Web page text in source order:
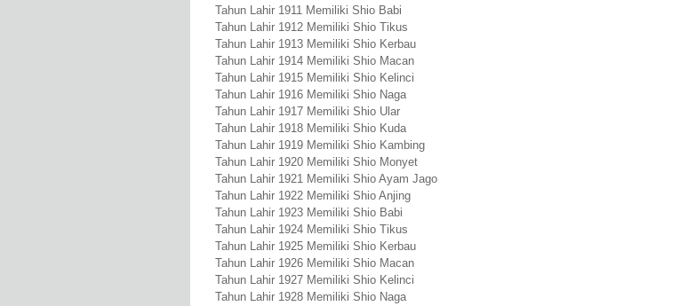
Tahun Lahir 1911 Memiliki Shio Babi
Tahun Lahir 1912 Memiliki Shio Tikus
Tahun Lahir 1913 Memiliki Shio Kerbau
Tahun Lahir 1914 Memiliki Shio Macan
Tahun Lahir 1915 Memiliki Shio Kelinci
Tahun Lahir 1916 Memiliki Shio Naga
Tahun Lahir 1917 Memiliki Shio Ular
Tahun Lahir 1918 Memiliki Shio Kuda
Tahun Lahir 1919 Memiliki Shio Kambing
Tahun Lahir 1920 Memiliki Shio Monyet
Tahun Lahir 1921 Memiliki Shio Ayam Jago
Tahun Lahir 1922 Memiliki Shio Anjing
Tahun Lahir 1923 Memiliki Shio Babi
Tahun Lahir 1924 Memiliki Shio Tikus
Tahun Lahir 1925 Memiliki Shio Kerbau
Tahun Lahir 1926 Memiliki Shio Macan
Tahun Lahir 1927 Memiliki Shio Kelinci
Tahun Lahir 1928 Memiliki Shio Naga